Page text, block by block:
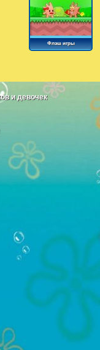
Флэш игры
и девочек